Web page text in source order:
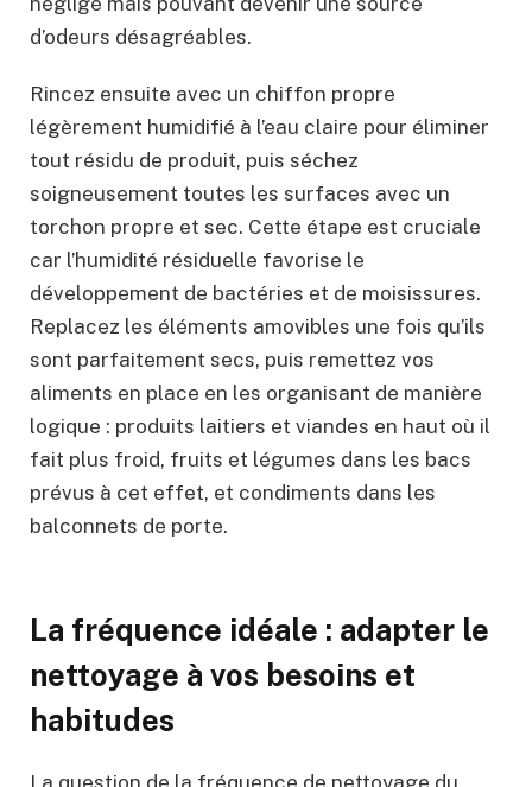
d’odeurs désagréables.
Rincez ensuite avec un chiffon propre
légèrement humidifié à l’eau claire pour éliminer
tout résidu de produit, puis séchez
soigneusement toutes les surfaces avec un
torchon propre et sec. Cette étape est cruciale
car l’humidité résiduelle favorise le
développement de bactéries et de moisissures.
Replacez les éléments amovibles une fois qu’ils
sont parfaitement secs, puis remettez vos
aliments en place en les organisant de manière
logique : produits laitiers et viandes en haut où il
fait plus froid, fruits et légumes dans les bacs
prévus à cet effet, et condiments dans les
balconnets de porte.
La fréquence idéale : adapter le
nettoyage à vos besoins et
habitudes